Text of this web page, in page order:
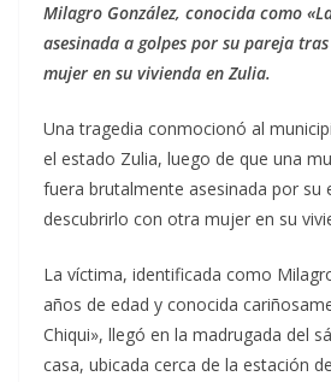
Milagro González, conocida como
asesinada a golpes por su pareja
mujer en su vivienda en Zulia.
Una tragedia conmocionó al
el estado Zulia, luego de que una
fuera brutalmente asesinada por su
descubrirlo con otra mujer en su
La víctima, identificada como
años de edad y conocida
Chiqui», llegó en la madrugada del
casa, ubicada cerca de la estación